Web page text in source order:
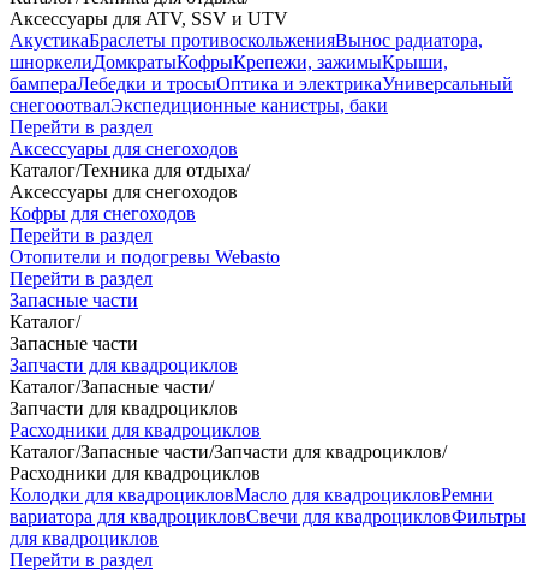
Аксессуары для ATV, SSV и UTV
АкустикаБраслеты противоскольженияВынос радиатора,
шноркелиДомкратыКофрыКрепежи, зажимыКрыши,
бампераЛебедки и тросыОптика и электрикаУниверсальный
снегооотвалЭкспедиционные канистры, баки
Перейти в раздел
Аксессуары для снегоходов
Каталог/Техника для отдыха/
Аксессуары для снегоходов
Кофры для снегоходов
Перейти в раздел
Отопители и подогревы Webasto
Перейти в раздел
Запасные части
Каталог/
Запасные части
Запчасти для квадроциклов
Каталог/Запасные части/
Запчасти для квадроциклов
Расходники для квадроциклов
Каталог/Запасные части/Запчасти для квадроциклов/
Расходники для квадроциклов
Колодки для квадроцикловМасло для квадроцикловРемни
вариатора для квадроцикловСвечи для квадроцикловФильтры
для квадроциклов
Перейти в раздел